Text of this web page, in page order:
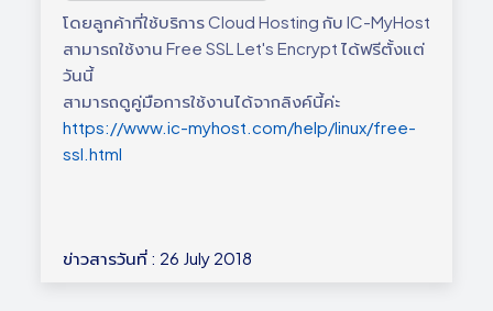
โดยลูกค้าที่ใช้บริการ Cloud Hosting กับ IC-MyHost
สามารถใช้งาน Free SSL Let's Encrypt ได้ฟรีตั้งแต่
วันนี้
สามารถดูคู่มือการใช้งานได้จากลิงค์นี้ค่ะ
https://www.ic-myhost.com/help/linux/free-
ssl.html
ข่าวสารวันที่ : 26 July 2018